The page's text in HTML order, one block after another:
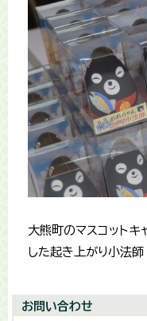
大熊町のマスコットキ
した起き上がり小法師
お問い合わせ